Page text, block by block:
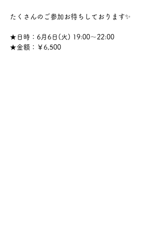
たくさんのご参加お待ちしております✨
★日時：6月6日(火) 19:00～22:00
★金額：￥6,500